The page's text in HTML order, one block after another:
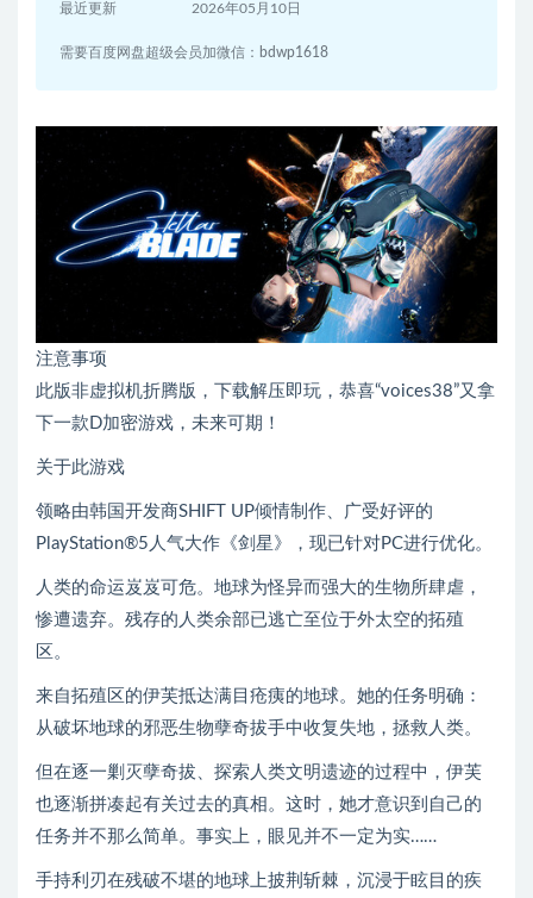
最近更新 2026年05月10日
需要百度网盘超级会员加微信：bdwp1618
注意事项
此版非虚拟机折腾版，下载解压即玩，恭喜“voices38”又拿
下一款D加密游戏，未来可期！
关于此游戏
领略由韩国开发商SHIFT UP倾情制作、广受好评的
PlayStation®5人气大作《剑星》，现已针对PC进行优化。
人类的命运岌岌可危。地球为怪异而强大的生物所肆虐，
惨遭遗弃。残存的人类余部已逃亡至位于外太空的拓殖
区。
来自拓殖区的伊芙抵达满目疮痍的地球。她的任务明确：
从破坏地球的邪恶生物孽奇拔手中收复失地，拯救人类。
但在逐一剿灭孽奇拔、探索人类文明遗迹的过程中，伊芙
也逐渐拼凑起有关过去的真相。这时，她才意识到自己的
任务并不那么简单。事实上，眼见并不一定为实……
手持利刃在残破不堪的地球上披荆斩棘，沉浸于眩目的疾